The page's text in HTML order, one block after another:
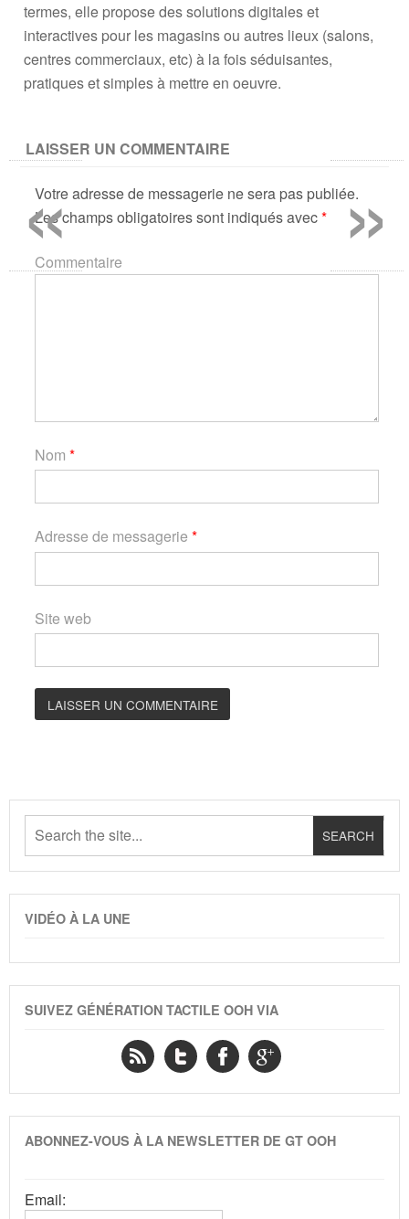
termes, elle propose des solutions digitales et
interactives pour les magasins ou autres lieux (salons,
centres commerciaux, etc) à la fois séduisantes,
pratiques et simples à mettre en oeuvre.
LAISSER UN COMMENTAIRE
Votre adresse de messagerie ne sera pas publiée.
Les champs obligatoires sont indiqués avec*
Commentaire
Nom *
Adresse de messagerie *
Site web
VIDÉO À LA UNE
SUIVEZ GÉNÉRATION TACTILE OOH VIA
ABONNEZ-VOUS À LA NEWSLETTER DE GT OOH
Email:
»
«